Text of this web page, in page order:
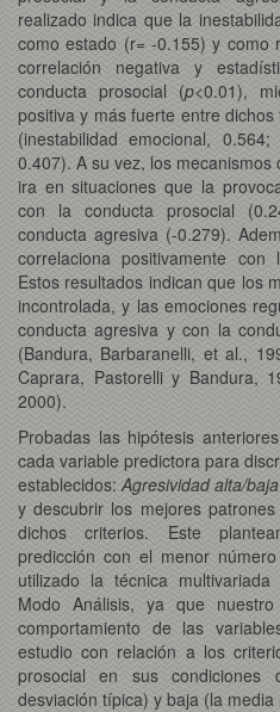
realizado indica que la
como estado (r= -0.155) y como
correlación negativa y
conducta prosocial (p<0.01),
positiva y más fuerte entre
(inestabilidad emocional,
0.407). A su vez, los
ira en situaciones que la
con la conducta prosocial
conducta agresiva (-0.279).
correlaciona positivamente
Estos resultados indican que los
incontrolada, y las emociones
conducta agresiva y con la
(Bandura, Barbaranelli, et al.,
Caprara, Pastorelli y Bandura,
2000).
Probadas las hipótesis
cada variable predictora para
establecidos: Agresividad alta/baja
y descubrir los mejores
dichos criterios. Este
predicción con el menor
utilizado la técnica
Modo Análisis, ya que
comportamiento de las
estudio con relación a los
prosocial en sus
desviación típica) y baja (la